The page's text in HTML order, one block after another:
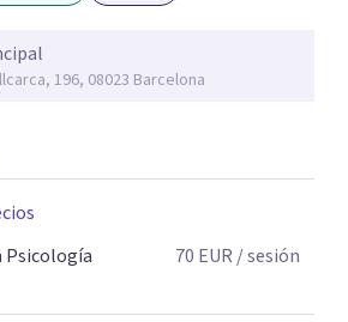
196, 08023 Barcelona
Psicología
70 EUR / sesión